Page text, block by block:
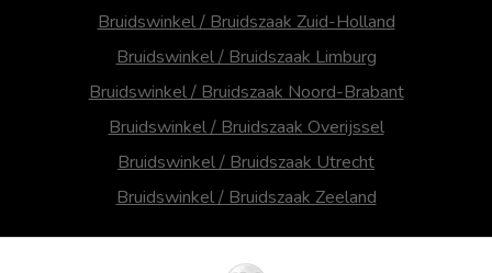
Bruidswinkel / Bruidszaak Zuid-Holland
Bruidswinkel / Bruidszaak Limburg
Bruidswinkel / Bruidszaak Noord-Brabant
Bruidswinkel / Bruidszaak Overijssel
Bruidswinkel / Bruidszaak Utrecht
Bruidswinkel / Bruidszaak Zeeland